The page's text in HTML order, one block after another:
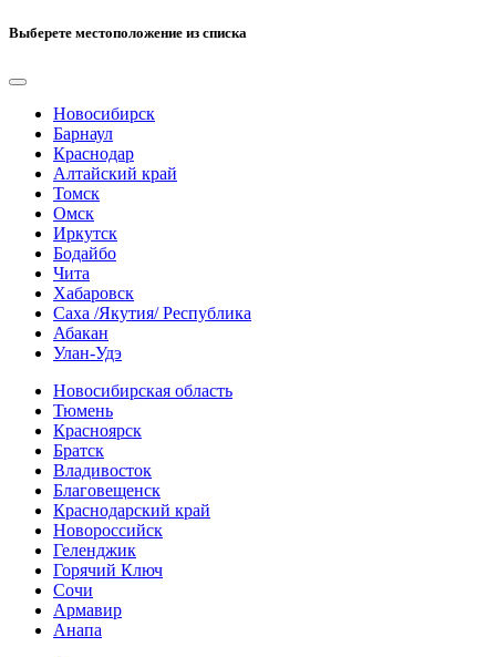
Выберете местоположение из списка
Новосибирск
Барнаул
Краснодар
Алтайский край
Томск
Омск
Иркутск
Бодайбо
Чита
Хабаровск
Саха /Якутия/ Республика
Абакан
Улан-Удэ
Новосибирская область
Тюмень
Красноярск
Братск
Владивосток
Благовещенск
Краснодарский край
Новороссийск
Геленджик
Горячий Ключ
Сочи
Армавир
Анапа